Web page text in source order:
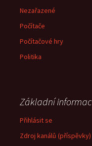
Nezařazené
Počítače
Počítačové hry
Politika
Základní
Přihlásit se
Zdroj kanálů (příspěvky)